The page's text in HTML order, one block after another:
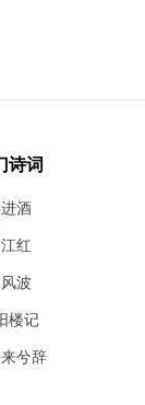
诗词
酒
红
波
楼记
兮辞